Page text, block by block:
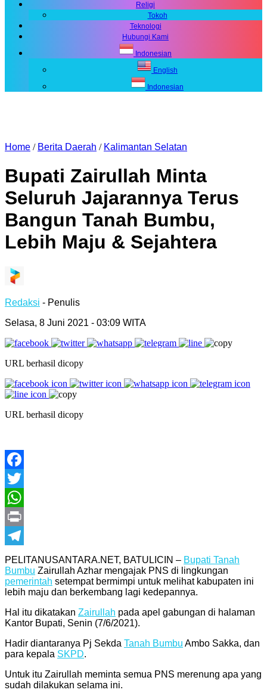
Religi
Tokoh
Teknologi
Hubungi Kami
Indonesian
English
Indonesian
Home / Berita Daerah / Kalimantan Selatan
Bupati Zairullah Minta
Seluruh Jajarannya Terus
Bangun Tanah Bumbu,
Lebih Maju & Sejahtera
Redaksi - Penulis
Selasa, 8 Juni 2021 - 03:09 WITA
URL berhasil dicopy
URL berhasil dicopy
Facebook
Twitter
WhatsApp
Print
Telegram
PELITANUSANTARA.NET, BATULICIN – Bupati Tanah
Bumbu Zairullah Azhar mengajak PNS di lingkungan
pemerintah setempat bermimpi untuk melihat kabupaten ini
lebih maju dan berkembang lagi kedepannya.
Hal itu dikatakan Zairullah pada apel gabungan di halaman
Kantor Bupati, Senin (7/6/2021).
Hadir diantaranya Pj Sekda Tanah Bumbu Ambo Sakka, dan
para kepala SKPD.
Untuk itu Zairullah meminta semua PNS merenung apa yang
sudah dilakukan selama ini.